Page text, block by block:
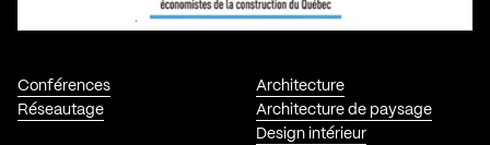
Conférences
Réseautage
Architecture
Architecture de paysage
Design intérieur